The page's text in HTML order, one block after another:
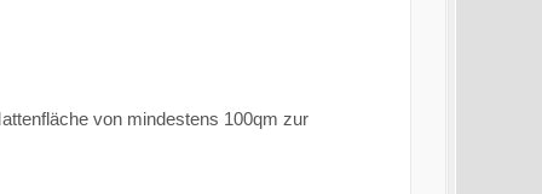
von mindestens 100qm zur